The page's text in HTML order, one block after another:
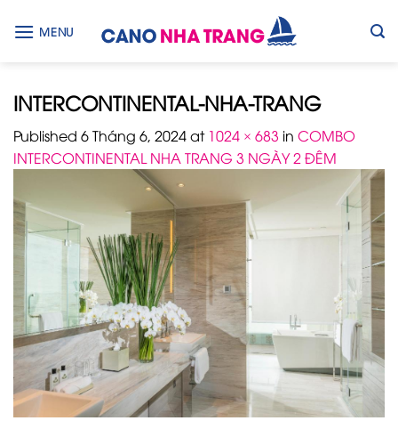
MENU
INTERCONTINENTAL-NHA-TRANG
Published 6 Tháng 6, 2024at 1024 × 683 in COMBO
INTERCONTINENTAL NHA TRANG 3 NGÀY 2 ĐÊM